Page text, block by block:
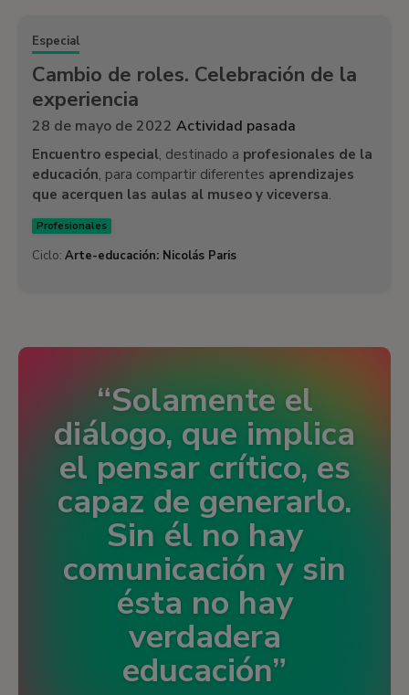
Especial
Cambio de roles. Celebración de la
experiencia
28 de mayo de 2022 Actividad pasada
Encuentro especial, destinado a profesionales de la
educación, para compartir diferentes aprendizajes
que acerquen las aulas al museo y viceversa.
Profesionales
Ciclo: Arte-educación: Nicolás Paris
Solamente el
diálogo, que implica
el pensar crítico, es
capaz de generarlo.
Sin él no hay
comunicación y sin
ésta no hay
verdadera
educación